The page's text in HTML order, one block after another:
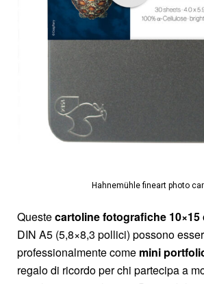
Hahnemühle fineart photo
Questecartoline fotografiche 10×15
DIN A5 (5,8×8,3 pollici) possono
professionalmente come mini
regalo di ricordo per chi partecipa a